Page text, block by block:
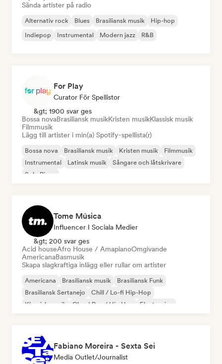
Sända artister på radio
Alternativ rock Blues Brasiliansk musik
Hip-hop
Indiepop
Instrumental Modern jazz R&B
For Play
Curator För Spellistor
&gt; 1900 svar ges
Bossa novaBrasiliansk musikKristen musikKlassisk musik
Filmmusik
Lägg till artister i min(a) Spotify-spellista(r)
Bossa nova Brasiliansk musik Kristen musik
Filmmusik
Instrumental
Latinsk musik
Sångare och låtskrivare
Solo Piano
Tome Música
Influencer I Sociala Medier
&gt; 200 svar ges
Acid houseAfro House / AmapianoOmgivande
AmericanaBasmusik
Skapa slagkraftiga inlägg eller rullar om artister
Americana Brasiliansk musik
Brasiliansk Funk
Brasiliansk Sertanejo
Chill / Lo-fi Hip-Hop
Klassisk musik
Cloud Rap / Hip Hop Electronica
Fabiano Moreira - Sexta Sei
Media Outlet/Journalist